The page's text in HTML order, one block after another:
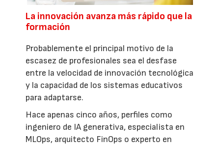
La innovación avanza más rápido que la
formación
Probablemente el principal motivo de la
escasez de profesionales sea el desfase
entre la velocidad de innovación tecnológica
y la capacidad de los sistemas educativos
para adaptarse.
Hace apenas cinco años, perfiles como
ingeniero de IA generativa, especialista en
MLOps, arquitecto FinOps o experto en